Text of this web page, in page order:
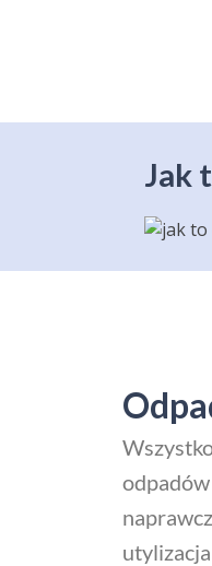
Jak